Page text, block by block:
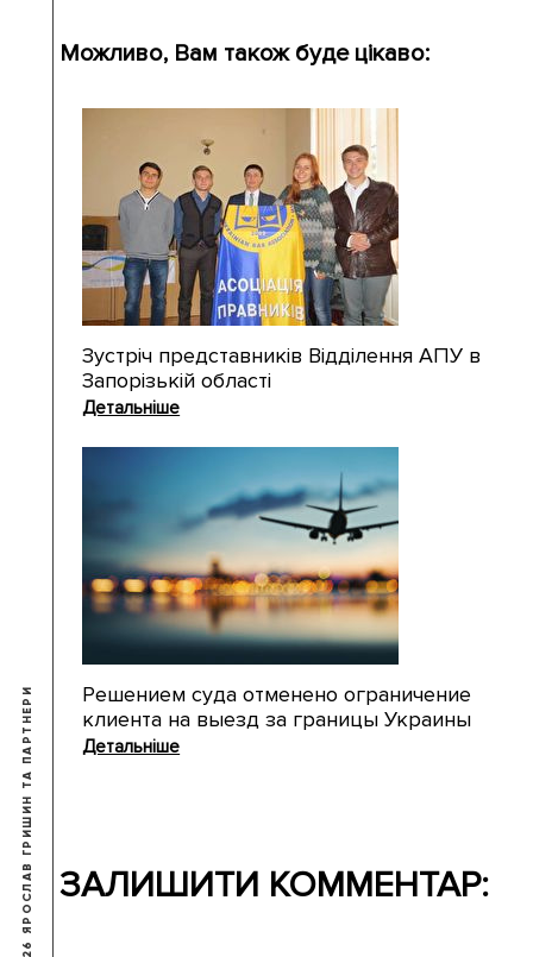
© 2009-2026 ЯРОСЛАВ ГРИШИН ТА ПАРТНЕРИ
Можливо, Вам також буде цікаво:
Зустріч представників Відділення АПУ в
Запорізькій області
Детальніше
Решением суда отменено ограничение
клиента на выезд за границы Украины
Детальніше
ЗАЛИШИТИ КОММЕНТАР: